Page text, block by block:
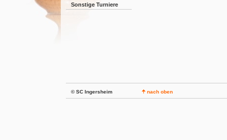
Sonstige Turniere
© SC Ingersheim nach oben